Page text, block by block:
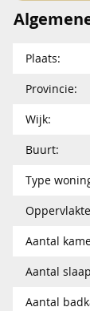
Plaats:
Provincie:
Wijk:
Buurt:
Type
Aantal
Aantal
Aantal